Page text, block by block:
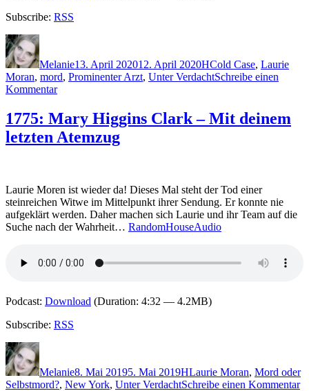
Subscribe: RSS
Autor
Melanie13. April 202012. April 2020HCold Case, Laurie
Moran, mord, Prominenter Arzt, Unter VerdachtSchreibe einen
Kommentarzu
Mary
Higgins
Clark
gehörst
mir
1775: Mary Higgins Clark – Mit deinem
letzten Atemzug
Laurie Moren ist wieder da! Dieses Mal steht der Tod einer
steinreichen Witwe im Mittelpunkt ihrer Sendung. Er konnte nie
aufgeklärt werden. Daher machen sich Laurie und ihr Team auf die
Suche nach der Wahrheit… RandomHouseAudio
Podcast: Download (Duration: 4:32 — 4.2MB)
Subscribe: RSS
Autor
Melanie8. Mai 20195. Mai 2019HLaurie Moran, Mord oder
Selbstmord?, New York, Unter VerdachtSchreibe einen Kommentarzu